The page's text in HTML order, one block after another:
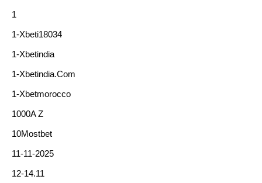
1
1-Xbeti18034
1-Xbetindia
1-Xbetindia.com
1-Xbetmorocco
1000A Z
10Mostbet
11-11-2025
12-14.11